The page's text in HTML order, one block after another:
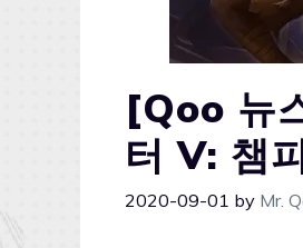
[Qoo 뉴
터 V: 챔
2020-09-01 by Mr.